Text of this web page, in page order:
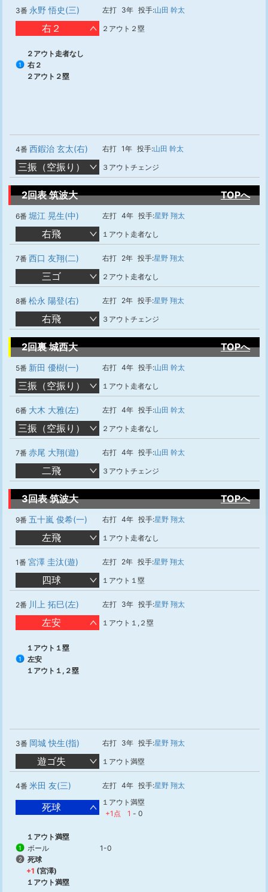
3番 永野 悟史(三) 左打 3年 投手:山田 幹太
右２ ２アウト２塁
２アウト走者なし
1
右２
２アウト２塁
4番 西鍜治 玄太(右) 右打 1年 投手:山田 幹太
三振（空振り） ３アウトチェンジ
2回表 筑波大 TOPへ
6番 堀江 晃生(中) 左打 4年 投手:星野 翔太
右飛 １アウト走者なし
7番 西口 友翔(二) 右打 2年 投手:星野 翔太
三ゴ ２アウト走者なし
8番 松永 陽登(右) 左打 2年 投手:星野 翔太
右飛 ３アウトチェンジ
2回裏 城西大 TOPへ
5番 新田 優樹(一) 右打 4年 投手:山田 幹太
三振（空振り） １アウト走者なし
6番 大木 大雅(左) 左打 4年 投手:山田 幹太
三振（空振り） ２アウト走者なし
7番 赤尾 大翔(遊) 右打 4年 投手:山田 幹太
二飛 ３アウトチェンジ
3回表 筑波大 TOPへ
9番 五十嵐 俊希(一) 右打 4年 投手:星野 翔太
左飛 １アウト走者なし
1番 宮澤 圭汰(遊) 左打 2年 投手:星野 翔太
四球 １アウト１塁
2番 川上 拓巳(左) 左打 3年 投手:星野 翔太
左安 １アウト１,２塁
１アウト１塁
1
左安
１アウト１,２塁
3番 岡城 快生(指) 右打 3年 投手:星野 翔太
遊ゴ失 １アウト満塁
4番 米田 友(三) 左打 4年 投手:星野 翔太
死球
１アウト満塁
+1点
1 - 0
１アウト満塁
1 ボール 1-0
2
死球
+1 (宮澤)
１アウト満塁